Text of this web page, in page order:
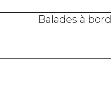
Balades à